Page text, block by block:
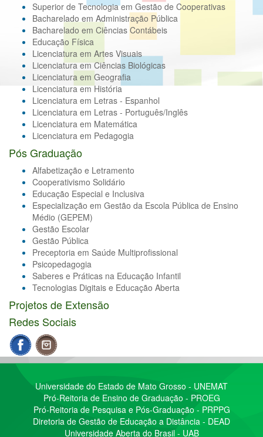
Superior de Tecnologia em Gestão de Cooperativas
Bacharelado em Administração Pública
Bacharelado em Ciências Contábeis
Educação Física
Licenciatura em Artes Visuais
Licenciatura em Ciências Biológicas
Licenciatura em Geografia
Licenciatura em História
Licenciatura em Letras - Espanhol
Licenciatura em Letras - Português/Inglês
Licenciatura em Matemática
Licenciatura em Pedagogia
Pós Graduação
Alfabetização e Letramento
Cooperativismo Solidário
Educação Especial e Inclusiva
Especialização em Gestão da Escola Pública de Ensino
Médio (GEPEM)
Gestão Escolar
Gestão Pública
Preceptoria em Saúde Multiprofissional
Psicopedagogia
Saberes e Práticas na Educação Infantil
Tecnologias Digitais e Educação Aberta
Projetos de Extensão
Redes Sociais
Universidade do Estado de Mato Grosso - UNEMAT
Pró-Reitoria de Ensino de Graduação - PROEG
Pró-Reitoria de Pesquisa e Pós-Graduação - PRPPG
Diretoria de Gestão de Educação a Distância - DEAD
Universidade Aberta do Brasil - UAB